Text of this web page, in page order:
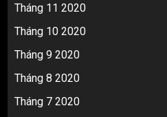
Tháng 11 2020
Tháng 10 2020
Tháng 9 2020
Tháng 8 2020
Tháng 7 2020